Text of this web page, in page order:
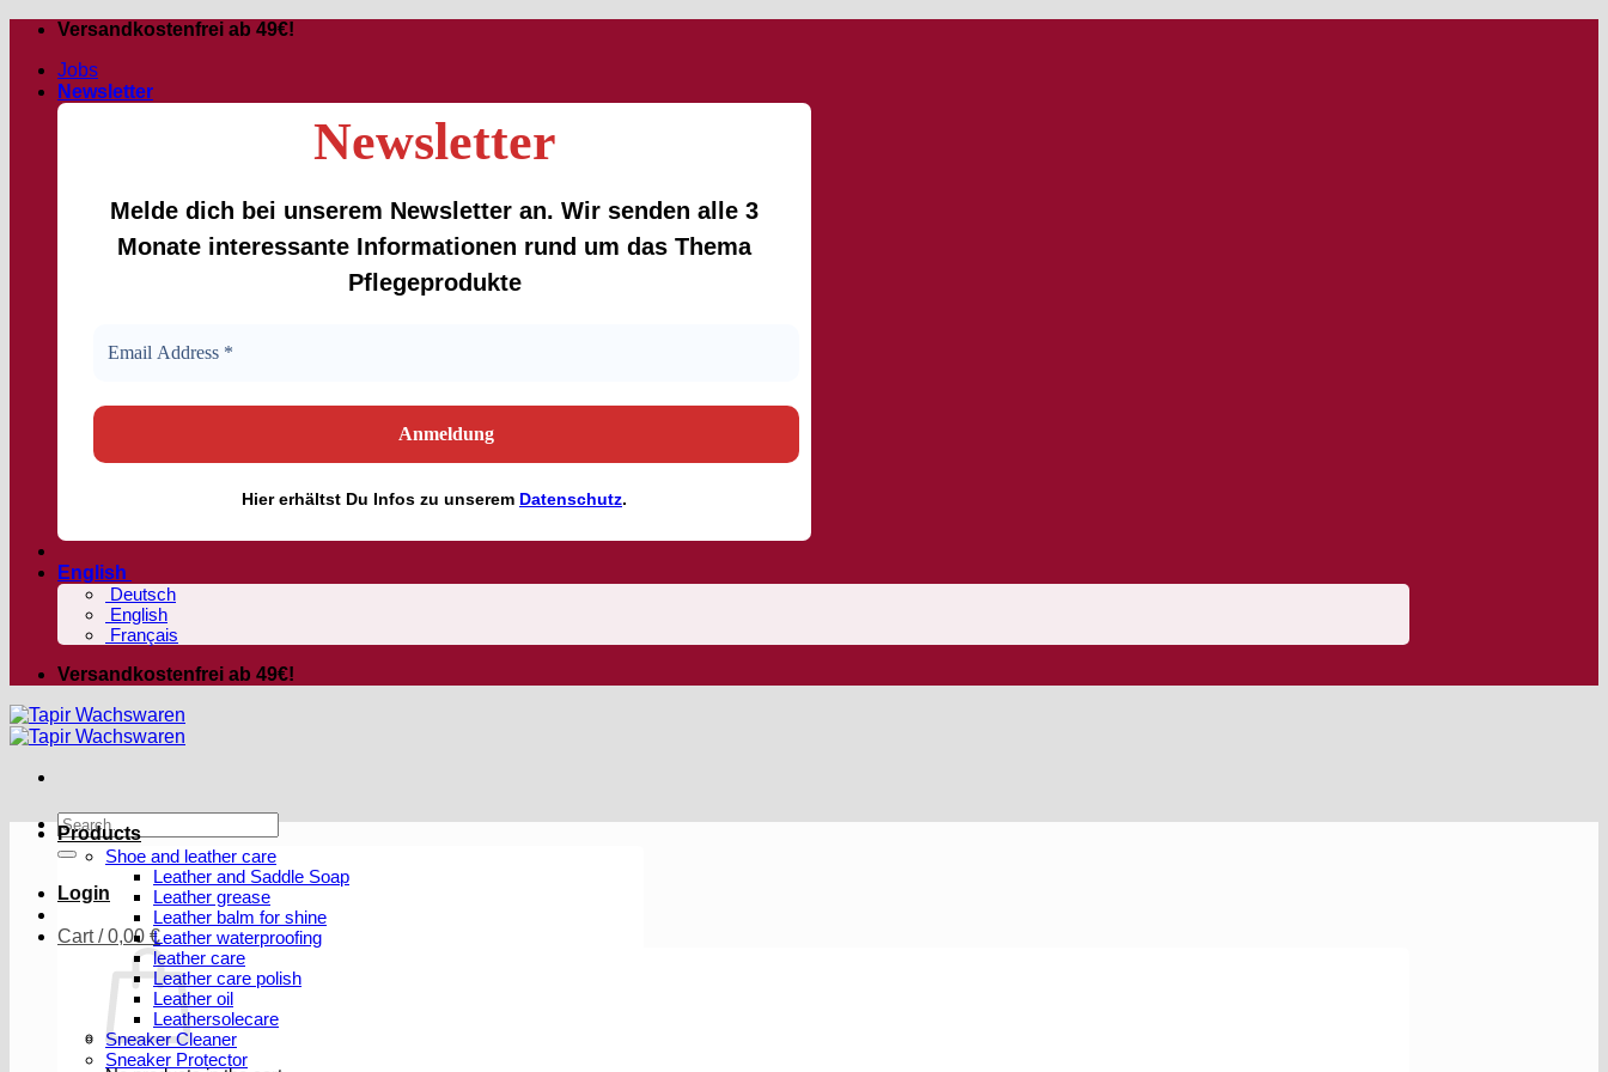
Skip
content
Versandkostenfrei ab 49€!
Jobs
Newsletter
Newsletter
Melde dich bei unserem Newsletter an. Wir senden alle 3
Monate interessante Informationen rund um das Thema
Pflegeprodukte
Hiererhältst Du Infos zu unserem Datenschutz.
English
Deutsch
English
Français
Versandkostenfrei ab 49€!
Search
for:
Login
Cart /0,00 €
Products
Shoe and leather care
Leather and Saddle Soap
Leather grease
Leather balm for shine
Leather waterproofing
leather care
Leather care polish
Leather oil
Leathersolecare
Sneaker Cleaner
Sneaker Protector